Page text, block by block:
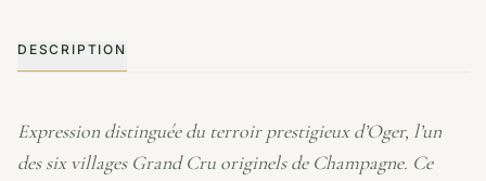
DESCRIPTION
Expression distinguée du terroir prestigieux d’Oger, l’un
des six villages Grand Cru originels de Champagne. Ce